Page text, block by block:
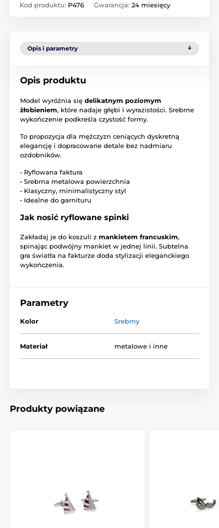
Kod produktu: P476 Gwarancja: 24 miesięcy
Opis i parametry
Opis produktu
Model wyróżnia się delikatnym poziomym
żłobieniem, które nadaje głębi i wyrazistości. Srebrne
wykończenie podkreśla czystość formy.
To propozycja dla mężczyzn ceniących dyskretną
elegancję i dopracowane detale bez nadmiaru
ozdobników.
• Ryflowana faktura
• Srebrna metalowa powierzchnia
• Klasyczny, minimalistyczny styl
• Idealne do garnituru
Jak nosić ryflowane spinki
Zakładaj je do koszuli z mankietem francuskim,
spinając podwójny mankiet w jednej linii. Subtelna
gra światła na fakturze doda stylizacji eleganckiego
wykończenia.
Parametry
Kolor Srebrny
Materiał metalowe i inne
Produkty powiązane